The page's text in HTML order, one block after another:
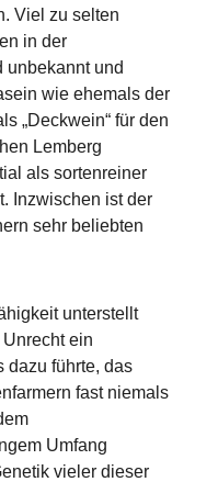
Viel zu selten
in der
unbekannt und
wie ehemals der
„Deckwein“ für den
Lemberg
als sortenreiner
Inzwischen ist der
sehr beliebten
unterstellt
ein
dazu führte, das
fast niemals
Umfang
vieler dieser